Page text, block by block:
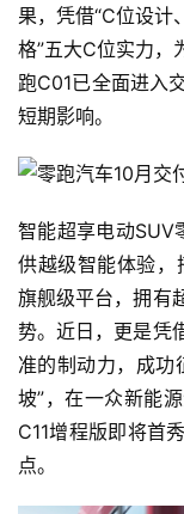
果，凭借“C位设计
格”五大C位实力，
跑C01已全面进入
短期影响。
智能超享电动SUV
供越级智能体验，
旗舰级平台，拥有
势。近日，更是凭
准的制动力，成功
坡”，在一众新能
C11增程版即将首
点。